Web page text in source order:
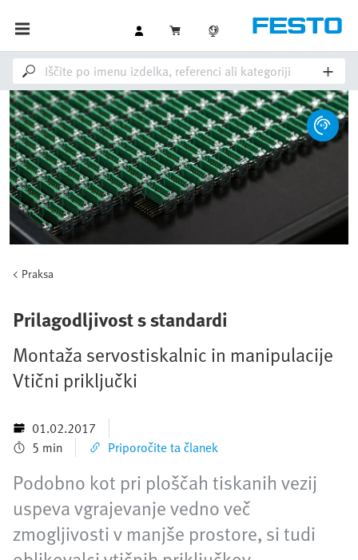
Praksa
Prilagodljivost s standardi
Montaža servostiskalnic in manipulacije
Vtični priključki
01.02.2017
5 min
Priporočite ta članek
Podobno kot pri ploščah tiskanih vezij
uspeva vgrajevanje vedno več
zmogljivosti v manjše prostore, si tudi